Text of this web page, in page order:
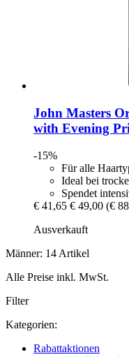
John Masters
with Evening
-15%
Für alle
Ideal bei
Spendet
€ 41,65 € 49,00 (€
Ausverkauft
Männer: 14 Artikel
Alle Preise inkl. MwSt.
Filter
Kategorien:
Rabattaktionen